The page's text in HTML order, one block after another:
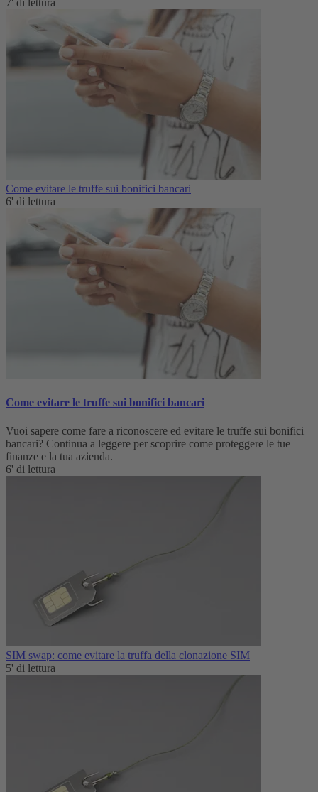
7' di lettura
Come evitare le truffe sui bonifici bancari
6' di lettura
Come evitare le truffe sui bonifici bancari
Vuoi sapere come fare a riconoscere ed evitare le truffe sui bonifici
bancari? Continua a leggere per scoprire come proteggere le tue
finanze e la tua azienda.
6' di lettura
SIM swap: come evitare la truffa della clonazione SIM
5' di lettura